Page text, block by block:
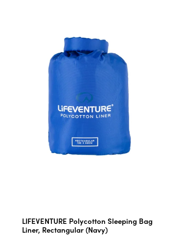
LIFEVENTURE Polycotton Sleeping Bag
Liner, Rectangular (Navy)